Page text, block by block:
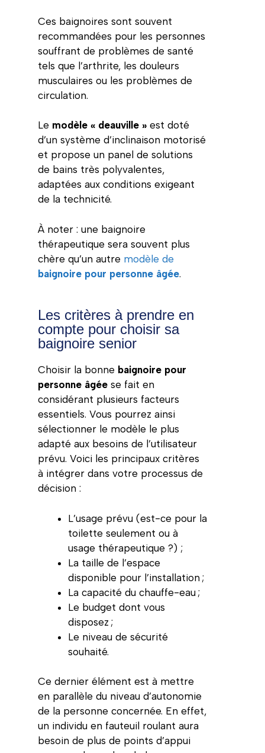
Ces baignoires sont souvent
recommandées pour les personnes
souffrant de problèmes de santé
tels que l’arthrite, les douleurs
musculaires ou les problèmes de
circulation.
Le modèle « deauville »est doté
d’un système d’inclinaison motorisé
et propose un panel de solutions
de bains très polyvalentes,
adaptées aux conditions exigeant
de la technicité.
À noter : une baignoire
thérapeutique sera souvent plus
chère qu’un autre modèle de
baignoire pour personne âgée.
Les critères à prendre en
compte pour choisir sa
baignoire senior
Choisir la bonne baignoire pour
personne âgéese fait en
considérant plusieurs facteurs
essentiels. Vous pourrez ainsi
sélectionner le modèle le plus
adapté aux besoins de l’utilisateur
prévu. Voici les principaux critères
à intégrer dans votre processus de
décision :
L’usage prévu (est-ce pour la
toilette seulement ou à
usage thérapeutique ?) ;
La taille de l’espace
disponible pour l’installation ;
La capacité du chauffe-eau ;
Le budget dont vous
disposez ;
Le niveau de sécurité
souhaité.
Ce dernier élément est à mettre
en parallèle du niveau d’autonomie
de la personne concernée. En effet,
un individu en fauteuil roulant aura
besoin de plus de points d’appui